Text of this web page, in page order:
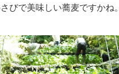
びで美味しい蕎麦ですかね。